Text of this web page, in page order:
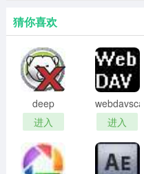
2、方便的分享：
卷、习题通过书单分享给
3、贴心的辅导： 拥有大量
词，在学习中多了一位辅导
4、全面的答案：汇集语文
目上百万书籍。只要有互
5、科学的学习：
记录你
猜你喜欢
deep
freeze
password
remover(冰
点还原密
进入
webdavscan
客户端
(web漏洞
扫描软件)
进入